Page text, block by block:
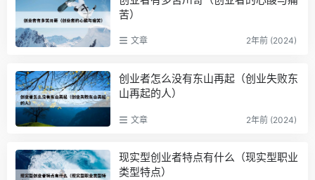
苦）
文章 2年前 (2024)
创业者怎么没有东山再起（创业失败东
山再起的人）
文章 2年前 (2024)
现实型创业者特点有什么（现实型职业
类型特点）